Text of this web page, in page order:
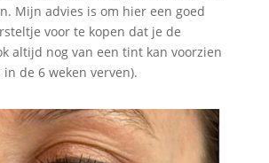
Mijn advies is om hier een goed
voor te kopen dat je de
altijd nog van een tint kan voorzien
de 6 weken verven).